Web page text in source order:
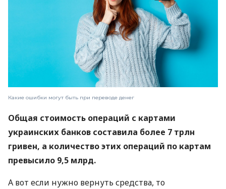
Какие ошибки могут быть при переводе денег
Общая стоимость операций с картами
украинских банков составила более 7 трлн
гривен, а количество этих операций по картам
превысило 9,5 млрд.
А вот если нужно вернуть средства, то